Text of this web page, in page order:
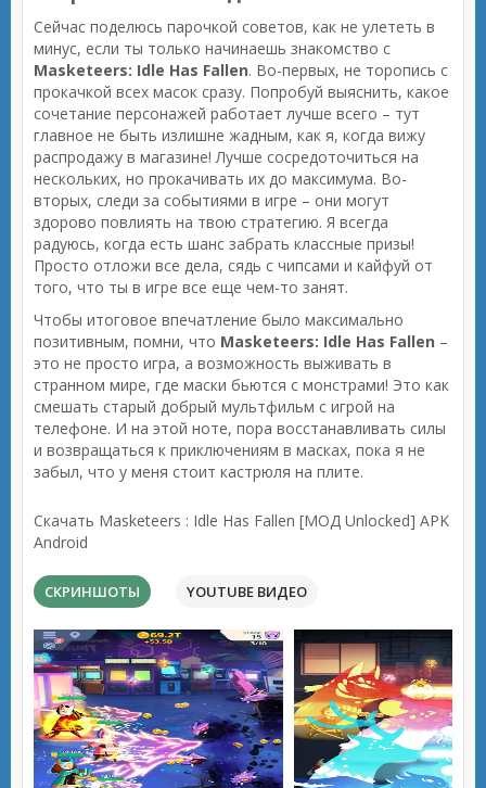
Сейчас поделюсь парочкой советов, как не улететь в
минус, если ты только начинаешь знакомство с
Masketeers: Idle Has Fallen. Во-первых, не торопись с
прокачкой всех масок сразу. Попробуй выяснить, какое
сочетание персонажей работает лучше всего – тут
главное не быть излишне жадным, как я, когда вижу
распродажу в магазине! Лучше сосредоточиться на
нескольких, но прокачивать их до максимума. Во-
вторых, следи за событиями в игре – они могут
здорово повлиять на твою стратегию. Я всегда
радуюсь, когда есть шанс забрать классные призы!
Просто отложи все дела, сядь с чипсами и кайфуй от
того, что ты в игре все еще чем-то занят.
Чтобы итоговое впечатление было максимально
позитивным, помни, что Masketeers: Idle Has Fallen –
это не просто игра, а возможность выживать в
странном мире, где маски бьются с монстрами! Это как
смешать старый добрый мультфильм с игрой на
телефоне. И на этой ноте, пора восстанавливать силы
и возвращаться к приключениям в масках, пока я не
забыл, что у меня стоит кастрюля на плите.
Скачать Masketeers : Idle Has Fallen [МОД Unlocked] APK
Android
СКРИНШОТЫ YOUTUBE ВИДЕО